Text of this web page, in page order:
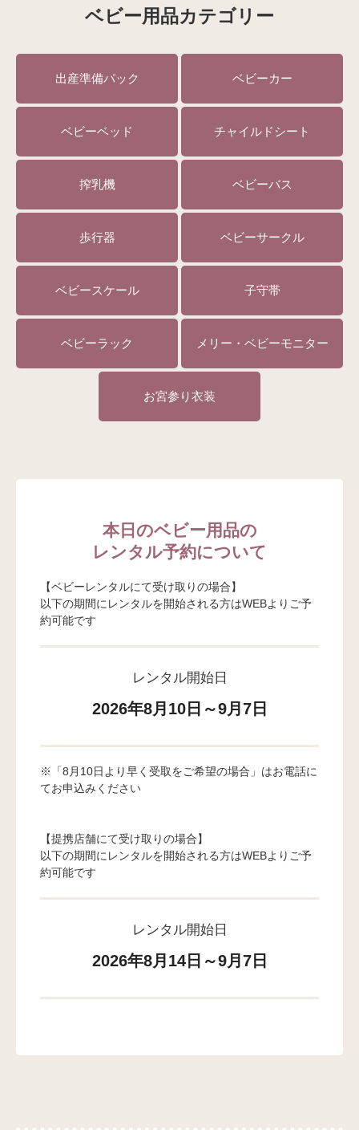
ベビー用品カテゴリー
出産準備パック ベビーカー
ベビーベッド チャイルドシート
搾乳機 ベビーバス
歩行器 ベビーサークル
ベビースケール 子守帯
ベビーラック メリー・ベビーモニター
お宮参り衣装
本日のベビー用品の
レンタル予約について
【ベビーレンタルにて受け取りの場合】
以下の期間にレンタルを開始される方はWEBよりご予
約可能です
レンタル開始日
2026年8月10日～9月7日
※「8月10日より早く受取をご希望の場合」はお電話に
てお申込みください
【提携店舗にて受け取りの場合】
以下の期間にレンタルを開始される方はWEBよりご予
約可能です
レンタル開始日
2026年8月14日～9月7日